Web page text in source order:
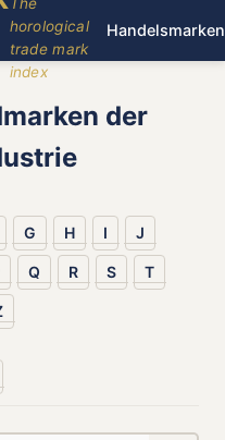
horological
trade mark
index
Handelsmarken
der
G H I J
Q R S T